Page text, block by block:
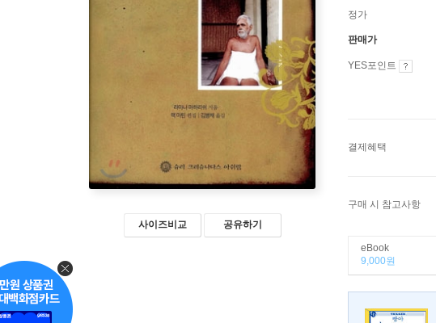
사이즈비교 공유하기
정가
판매가
YES포인트
결제혜택
구매 시 참고사항
eBook
9,000원